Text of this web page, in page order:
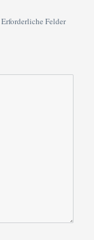
Erforderliche Felder